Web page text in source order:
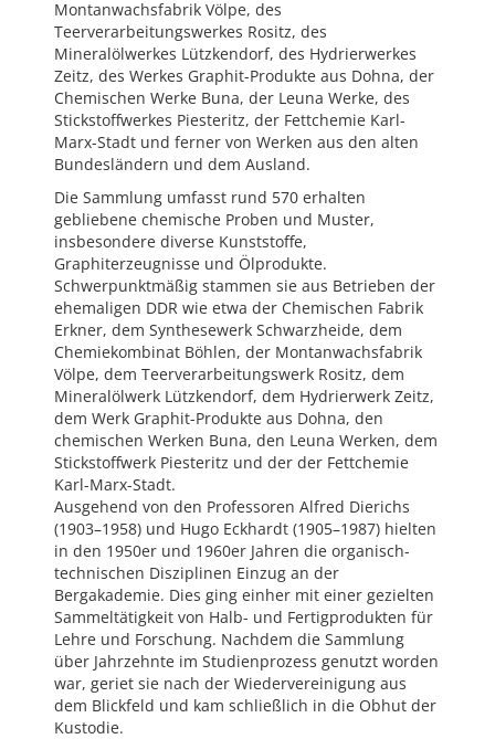
Montanwachsfabrik Völpe, des
Teerverarbeitungswerkes Rositz, des
Mineralölwerkes Lützkendorf, des Hydrierwerkes
Zeitz, des Werkes Graphit-Produkte aus Dohna, der
Chemischen Werke Buna, der Leuna Werke, des
Stickstoffwerkes Piesteritz, der Fettchemie Karl-
Marx-Stadt und ferner von Werken aus den alten
Bundesländern und dem Ausland.
Die Sammlung umfasst rund 570 erhalten
gebliebene chemische Proben und Muster,
insbesondere diverse Kunststoffe,
Graphiterzeugnisse und Ölprodukte.
Schwerpunktmäßig stammen sie aus Betrieben der
ehemaligen DDR wie etwa der Chemischen Fabrik
Erkner, dem Synthesewerk Schwarzheide, dem
Chemiekombinat Böhlen, der Montanwachsfabrik
Völpe, dem Teerverarbeitungswerk Rositz, dem
Mineralölwerk Lützkendorf, dem Hydrierwerk Zeitz,
dem Werk Graphit-Produkte aus Dohna, den
chemischen Werken Buna, den Leuna Werken, dem
Stickstoffwerk Piesteritz und der der Fettchemie
Karl-Marx-Stadt.
Ausgehend von den Professoren Alfred Dierichs
(1903–1958) und Hugo Eckhardt (1905–1987) hielten
in den 1950er und 1960er Jahren die organisch-
technischen Disziplinen Einzug an der
Bergakademie. Dies ging einher mit einer gezielten
Sammeltätigkeit von Halb- und Fertigprodukten für
Lehre und Forschung. Nachdem die Sammlung
über Jahrzehnte im Studienprozess genutzt worden
war, geriet sie nach der Wiedervereinigung aus
dem Blickfeld und kam schließlich in die Obhut der
Kustodie.